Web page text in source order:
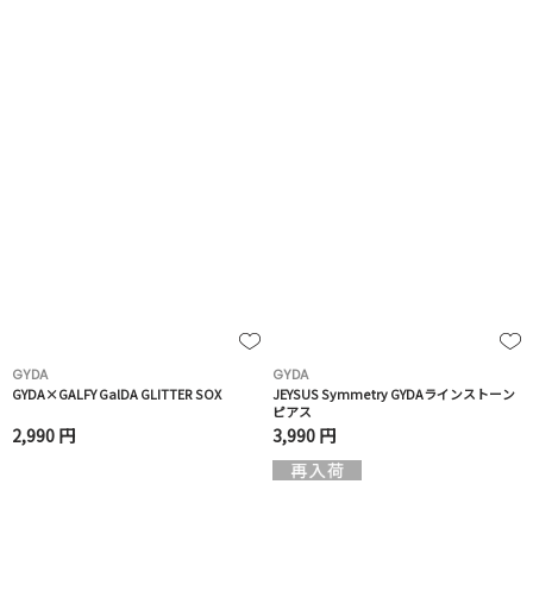
GYDA
GYDA×GALFY GalDA GLITTER SOX
2,990 円
GYDA
JEYSUS Symmetry GYDAラインストーン
ピアス
3,990 円